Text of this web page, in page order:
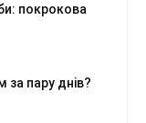
покрокова
пару днів?